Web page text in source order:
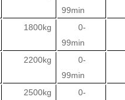
99min
1800kg
0-
99min
2200kg
0-
99min
2500kg
0-